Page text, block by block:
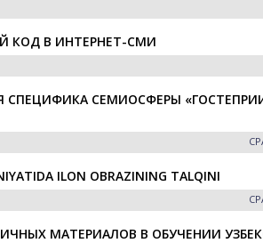
КОД В ИНТЕРНЕТ-СМИ
СПЕЦИФИКА СЕМИОСФЕРЫ
ILON OBRAZINING TALQINI
МАТЕРИАЛОВ В ОБУЧЕНИИ